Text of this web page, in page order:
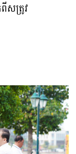
សត្រូវ